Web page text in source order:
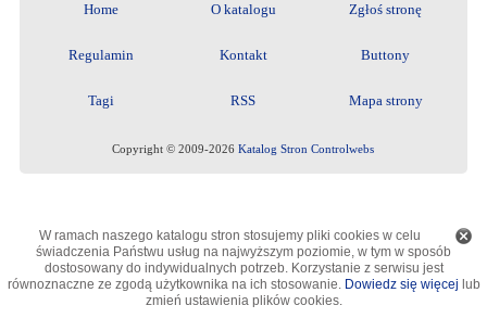
Home O katalogu Zgłoś stronę
Regulamin Kontakt Buttony
Tagi RSS Mapa strony
Copyright © 2009-2026Katalog Stron Controlwebs
W ramach naszego katalogu stron stosujemy pliki cookies w celu
świadczenia Państwu usług na najwyższym poziomie, w tym w sposób
dostosowany do indywidualnych potrzeb. Korzystanie z serwisu jest
równoznaczne ze zgodą użytkownika na ich stosowanie. Dowiedz się więcej lub
zmień ustawienia plików cookies.